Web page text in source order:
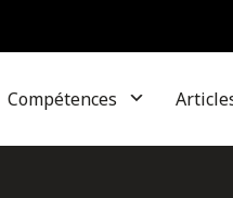
Compétences